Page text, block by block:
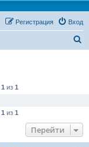
Вход
Регистрация
1 из 1
1 из 1
Перейти